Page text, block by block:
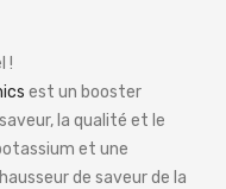
!
est un booster
la qualité et le
et une
de saveur de la